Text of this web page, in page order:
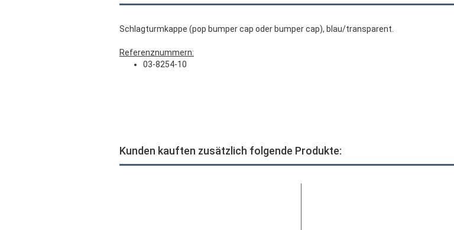
Schlagturmkappe (pop bumper cap oder bumper cap), blau/transparent.
Referenznummern:
03-8254-10
Kunden kauften zusätzlich folgende Produkte: